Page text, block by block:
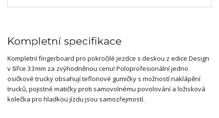
Kompletní specifikace
Kompletní fingerboard pro pokročilé jezdce s deskou z edice Design
v šířce 33mm za zvýhodněnou cenu! Poloprofesionální jedno
osičkové trucky obsahují teflonové gumičky s možností naklápění
trucků, pojistné matičky proti samovolnému povolování a ložisková
kolečka pro hladkou jízdu jsou samozřejmostí.